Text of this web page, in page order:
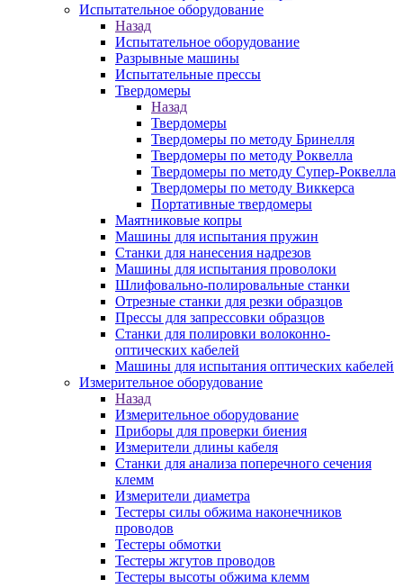
Испытательное оборудование
Назад
Испытательное оборудование
Разрывные машины
Испытательные прессы
Твердомеры
Назад
Твердомеры
Твердомеры по методу Бринелля
Твердомеры по методу Роквелла
Твердомеры по методу Супер-Роквелла
Твердомеры по методу Виккерса
Портативные твердомеры
Маятниковые копры
Машины для испытания пружин
Станки для нанесения надрезов
Машины для испытания проволоки
Шлифовально-полировальные станки
Отрезные станки для резки образцов
Прессы для запрессовки образцов
Станки для полировки волоконно-
оптических кабелей
Машины для испытания оптических кабелей
Измерительное оборудование
Назад
Измерительное оборудование
Приборы для проверки биения
Измерители длины кабеля
Станки для анализа поперечного сечения
клемм
Измерители диаметра
Тестеры силы обжима наконечников
проводов
Тестеры обмотки
Тестеры жгутов проводов
Тестеры высоты обжима клемм